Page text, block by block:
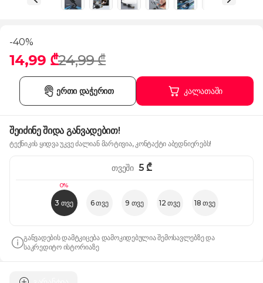
-40%
14,99 ₾24,99 ₾
კალათაში
ერთი დაჭერით
შეიძინე შიდა განვადებით!
ტექნიკის ყიდვა უკვე ძალიან მარტივია, კონტაქტი აბედნიერებს!
0%
3 თვე 6 თვე 9 თვე 12 თვე 18 თვე
თვეში 5₾
განვადების დამტკიცება დამოკიდებულია შემოსავლებზე და
საკრედიტო ისტორიაზე